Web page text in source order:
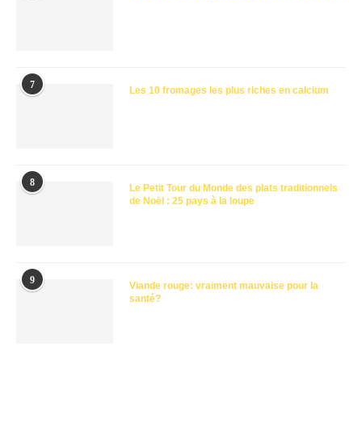
7 Les 10 fromages les plus riches en calcium
8
Le Petit Tour du Monde des plats traditionnels
de Noël : 25 pays à la loupe
9
Viande rouge: vraiment mauvaise pour la
santé?